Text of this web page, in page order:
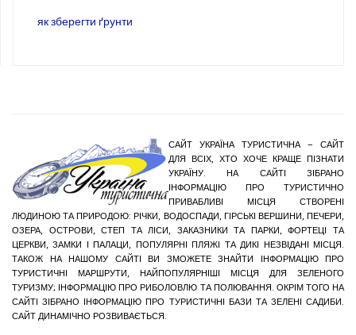
як зберегти ґрунти
САЙТ УКРАЇНА ТУРИСТИЧНА – САЙТ
ДЛЯ ВСІХ, ХТО ХОЧЕ КРАЩЕ ПІЗНАТИ
УКРАЇНУ. НА САЙТІ ЗІБРАНО
ІНФОРМАЦІЮ ПРО ТУРИСТИЧНО
ПРИВАБЛИВІ МІСЦЯ СТВОРЕНІ
ЛЮДИНОЮ ТА ПРИРОДОЮ: РІЧКИ, ВОДОСПАДИ, ГІРСЬКІ ВЕРШИНИ, ПЕЧЕРИ,
ОЗЕРА, ОСТРОВИ, СТЕП ТА ЛІСИ, ЗАКАЗНИКИ ТА ПАРКИ, ФОРТЕЦІ ТА
ЦЕРКВИ, ЗАМКИ І ПАЛАЦИ, ПОПУЛЯРНІ ПЛЯЖІ ТА ДИКІ НЕЗВІДАНІ МІСЦЯ.
ТАКОЖ НА НАШОМУ САЙТІ ВИ ЗМОЖЕТЕ ЗНАЙТИ ІНФОРМАЦІЮ ПРО
ТУРИСТИЧНІ МАРШРУТИ, НАЙПОПУЛЯРНІШІ МІСЦЯ ДЛЯ ЗЕЛЕНОГО
ТУРИЗМУ; ІНФОРМАЦІЮ ПРО РИБОЛОВЛЮ ТА ПОЛЮВАННЯ. ОКРІМ ТОГО НА
САЙТІ ЗІБРАНО ІНФОРМАЦІЮ ПРО ТУРИСТИЧНІ БАЗИ ТА ЗЕЛЕНІ САДИБИ.
САЙТ ДИНАМІЧНО РОЗВИВАЄТЬСЯ.